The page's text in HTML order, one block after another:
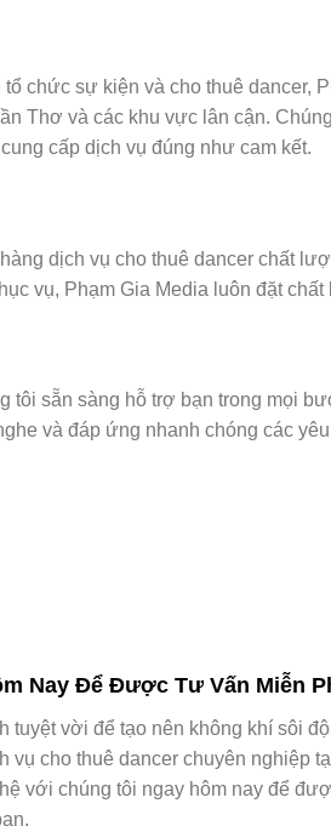
chức sự kiện và cho thuê dancer,
Thơ và các khu vực lân cận.
cấp dịch vụ đúng như cam kết.
dịch vụ cho thuê dancer chất
vụ, Phạm Gia Media luôn đặt
tôi sẵn sàng hỗ trợ bạn trong mọi
và đáp ứng nhanh chóng các
Nay Để Được Tư Vấn Miễn
tuyệt vời để tạo nên không khí sôi
vụ cho thuê dancer chuyên nghiệp
với chúng tôi ngay hôm nay để